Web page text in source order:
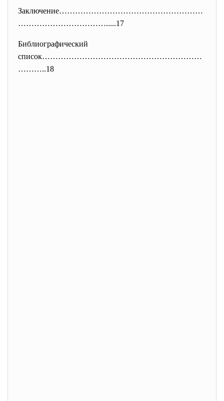
Заключение………………………………………………
…………………………….....17
Библиографический
список……………………………………………………
………..18